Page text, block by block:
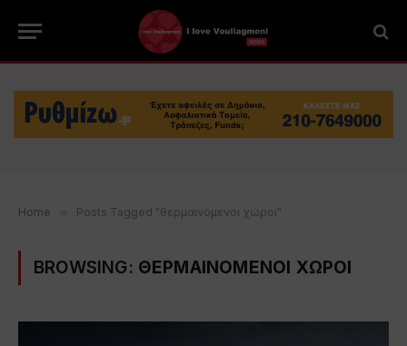
Home » Posts Tagged "θερμαινόμενοι χώροι"
BROWSING: ΘΕΡΜΑΙΝΟΜΕΝΟΙ ΧΩΡΟΙ